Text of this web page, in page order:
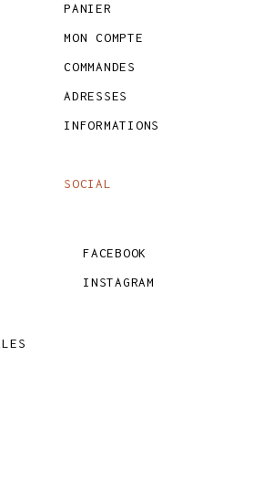
PANIER
MON COMPTE
COMMANDES
ADRESSES
INFORMATIONS
SOCIAL
FACEBOOK
INSTAGRAM